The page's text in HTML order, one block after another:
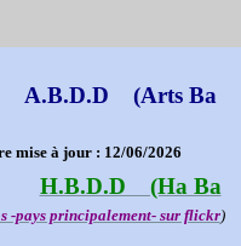
A.B.D.D (Arts Ba
mise à jour : 12/06/2026
H.B.D.D (Ha Ba
-pays principalement- sur flickr)